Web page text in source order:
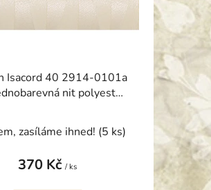
Isacord 40 2914-0101a
nit polyester
zasíláme ihned! (5 ks)
370 Kč/ ks